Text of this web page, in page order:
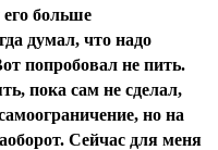
больше
думал, что надо
попробовал не пить.
пока сам не сделал,
но на
Сейчас для меня